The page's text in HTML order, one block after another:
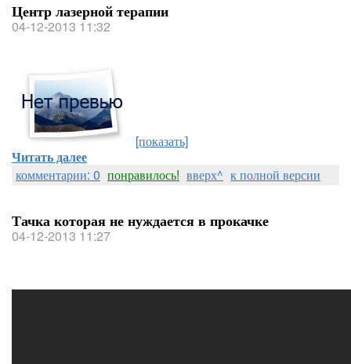
Центр лазерной терапии
04-12-2013 11:32
[показать]
Читать далее
комментарии: 0 понравилось! вверх^ к полной версии
Тачка которая не нуждается в прокачке
04-12-2013 11:27